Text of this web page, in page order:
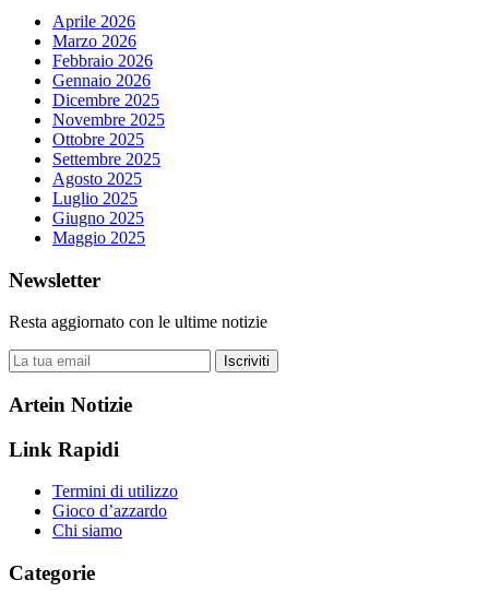
Aprile 2026
Marzo 2026
Febbraio 2026
Gennaio 2026
Dicembre 2025
Novembre 2025
Ottobre 2025
Settembre 2025
Agosto 2025
Luglio 2025
Giugno 2025
Maggio 2025
Newsletter
Resta aggiornato con le ultime notizie
Iscriviti
Artein Notizie
Link Rapidi
Termini di utilizzo
Gioco d’azzardo
Chi siamo
Categorie